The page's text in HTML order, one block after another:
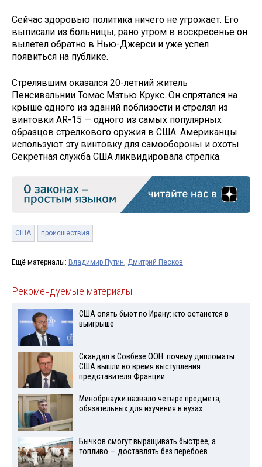
Сейчас здоровью политика ничего не угрожает. Его
выписали из больницы, рано утром в воскресенье он
вылетел обратно в Нью-Джерси и уже успел
появиться на публике.
Стрелявшим оказался 20-летний житель
Пенсивальнии Томас Мэтью Крукс. Он спрятался на
крыше одного из зданий поблизости и стрелял из
винтовки AR-15 — одного из самых популярных
образцов стрелкового оружия в США. Американцы
используют эту винтовку для самообороны и охоты.
Секретная служба США ликвидировала стрелка.
США происшествия
Ещё материалы: Владимир Путин, Дмитрий Песков
Рекомендуемые материалы
США опять бьют по Ирану: кто останется в
выигрыше
Скандал в Совбезе ООН: почему дипломаты
США вышли во время выступления
представителя Франции
Минобрнауки назвало четыре предмета,
обязательных для изучения в вузах
Бычков смогут выращивать быстрее, а
топливо — доставлять без перебоев